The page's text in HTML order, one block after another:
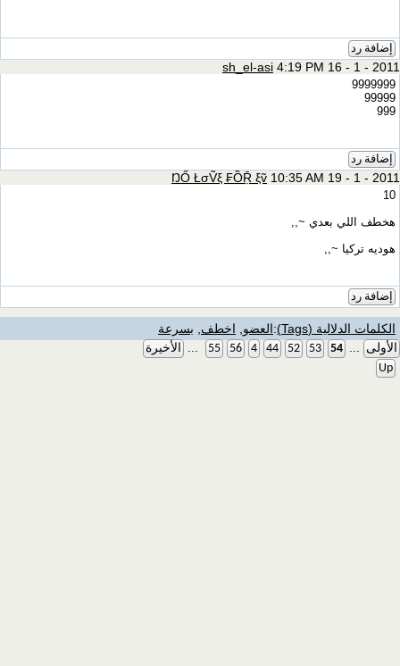
إضافة رد
sh_el-asi 4:19 PM 16 - 1 - 2011
9999999
99999
999
إضافة رد
ŊŐ ŁσṼξ ₣ỒṜ ξṽ 10:35 AM 19 - 1 - 2011
10
هخطف اللي بعدي ~,,
هوديه تركيا ~,,
إضافة رد
الكلمات الدلالية (Tags) :العضو اخطف بسرعة
الأولى 4 44 52 53 54
55 56
الأخيرة
Up